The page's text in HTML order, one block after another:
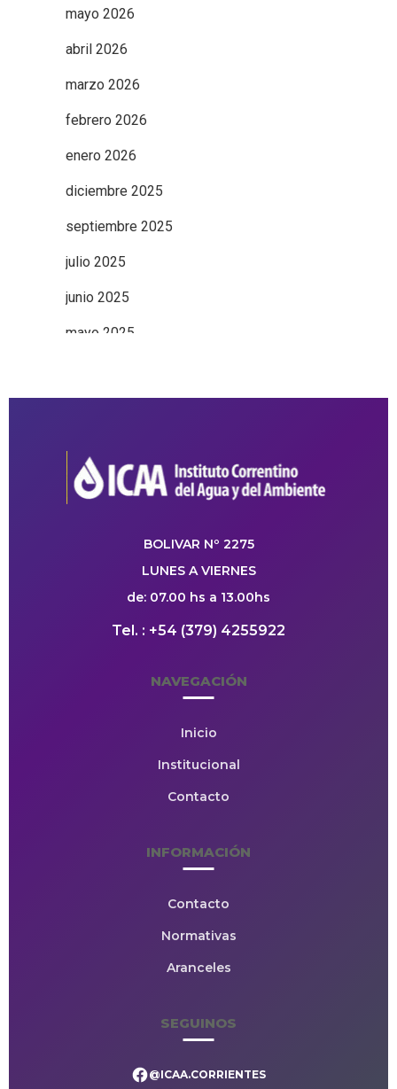
mayo 2026
abril 2026
marzo 2026
febrero 2026
enero 2026
diciembre 2025
septiembre 2025
julio 2025
junio 2025
mayo 2025
BOLIVAR Nº 2275
LUNES A VIERNES
de: 07.00 hs a 13.00hs
Tel. : +54 (379) 4255922
NAVEGACIÓN
Inicio
Institucional
Contacto
INFORMACIÓN
Contacto
Normativas
Aranceles
SEGUINOS
@ICAA.CORRIENTES